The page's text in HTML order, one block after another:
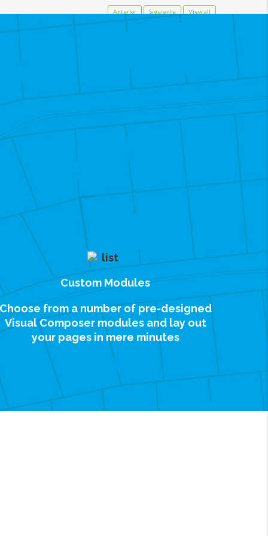
Anterior Siguiente View all
Custom Modules
Choose from a number of pre-designed
Visual Composer modules and lay out
your pages in mere minutes